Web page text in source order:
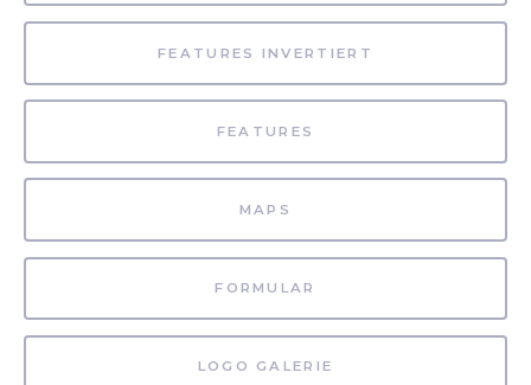
FEATURES INVERTIERT
FEATURES
MAPS
FORMULAR
LOGO GALERIE